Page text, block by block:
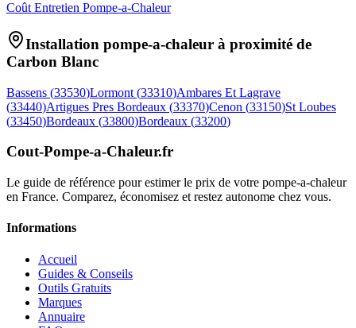
Coût Entretien Pompe-a-Chaleur
Installation pompe-a-chaleur à proximité de
Carbon Blanc
Bassens (33530)Lormont (33310)Ambares Et Lagrave
(33440)Artigues Pres Bordeaux (33370)Cenon (33150)St Loubes
(33450)Bordeaux (33800)Bordeaux (33200)
Cout-Pompe-a-Chaleur.fr
Le guide de référence pour estimer le prix de votre pompe-a-chaleur
en France. Comparez, économisez et restez autonome chez vous.
Informations
Accueil
Guides & Conseils
Outils Gratuits
Marques
Annuaire